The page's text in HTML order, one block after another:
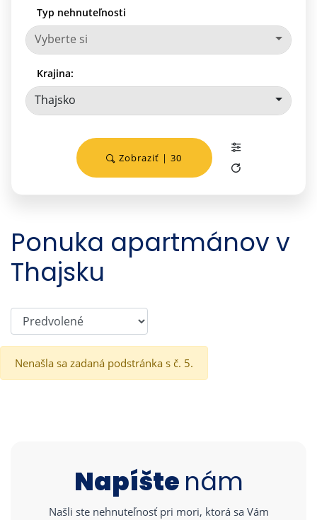
Typ nehnuteľnosti
Vyberte si
Krajina:
Thajsko
Zobraziť | 30
Ponuka apartmánov v
Thajsku
Nenašla sa zadaná podstránka s č. 5.
Napíšte nám
Našli ste nehnuteľnosť pri mori, ktorá sa Vám